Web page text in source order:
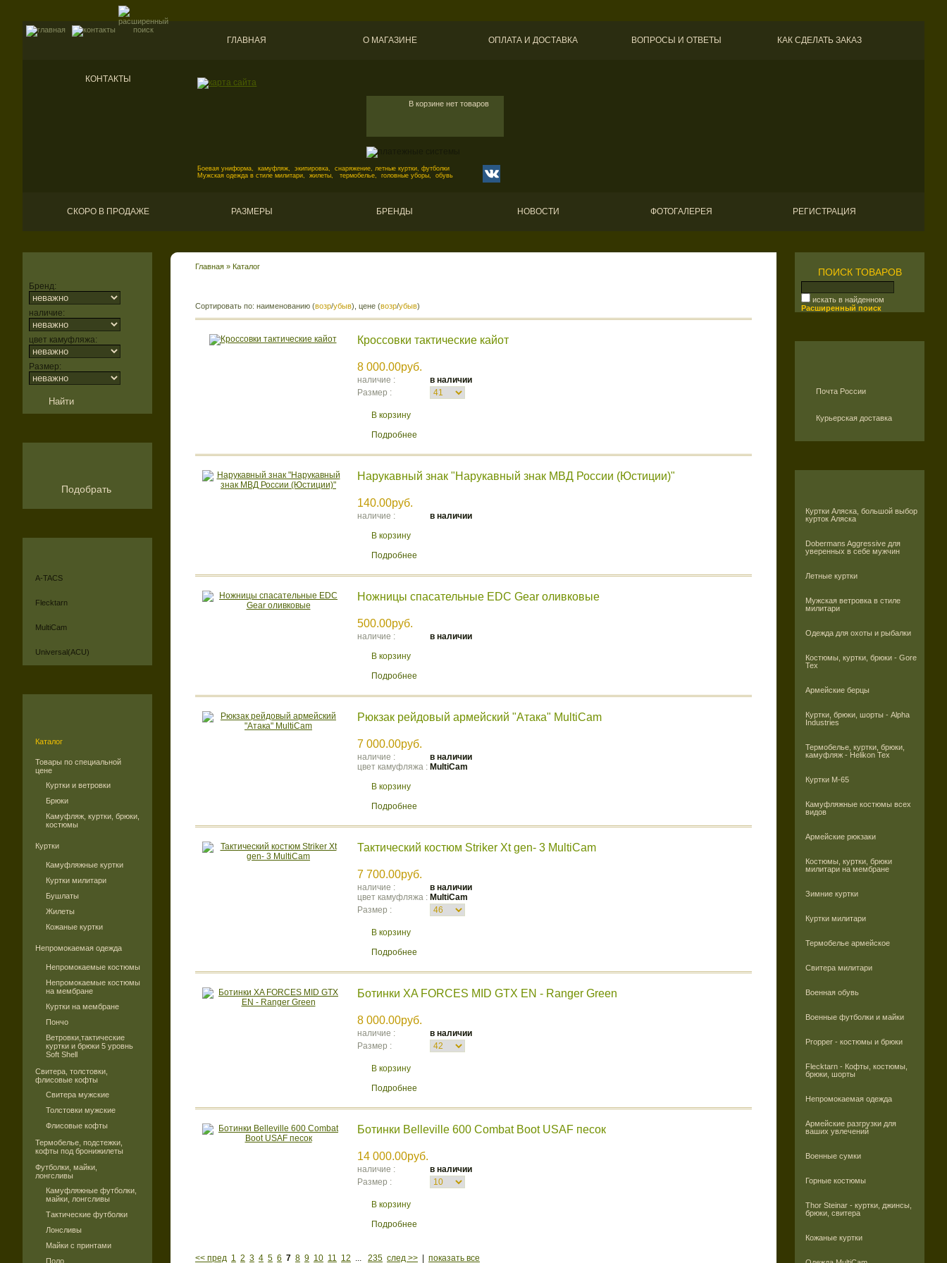
ГЛАВНАЯ О МАГАЗИНЕ ОПЛАТА И ДОСТАВКА ВОПРОСЫ И ОТВЕТЫ КАК СДЕЛАТЬ ЗАКАЗ
КОНТАКТЫ
В корзине нет товаров
Боевая униформа, камуфляж, экипировка, снаряжение, летные куртки, футболки
Мужская одежда в стиле милитари, жилеты, термобелье, головные уборы, обувь
СКОРО В ПРОДАЖЕ РАЗМЕРЫ БРЕНДЫ НОВОСТИ ФОТОГАЛЕРЕЯ РЕГИСТРАЦИЯ
Бренд:
наличие:
цвет камуфляжа:
Размер:
Подобрать
A-TACS
Flecktarn
MultiCam
Universal(ACU)
Каталог
Товары по специальной
цене
Куртки и ветровки
Брюки
Камуфляж, куртки, брюки,
костюмы
Куртки
Камуфляжные куртки
Куртки милитари
Бушлаты
Жилеты
Кожаные куртки
Непромокаемая одежда
Непромокаемые костюмы
Непромокаемые костюмы
на мембране
Куртки на мембране
Пончо
Ветровки,тактические
куртки и брюки 5 уровнь
Soft Shell
Свитера, толстовки,
флисовые кофты
Свитера мужские
Толстовки мужские
Флисовые кофты
Термобелье, подстежки,
кофты под бронижилеты
Футболки, майки,
лонгсливы
Камуфляжные футболки,
майки, лонгсливы
Тактические футболки
Лонсливы
Майки с принтами
Поло
ПОИСК ТОВАРОВ
искать в найденном
Расширенный поиск
Почта России
Курьерская доставка
Куртки Аляска, большой выбор
курток Аляска
Dobermans Aggressive для
уверенных в себе мужчин
Летные куртки
Мужская ветровка в стиле
милитари
Одежда для охоты и рыбалки
Костюмы, куртки, брюки - Gore
Tex
Армейские берцы
Куртки, брюки, шорты - Alpha
Industries
Термобелье, куртки, брюки,
камуфляж - Helikon Tex
Куртки M-65
Камуфляжные костюмы всех
видов
Армейские рюкзаки
Костюмы, куртки, брюки
милитари на мембране
Зимние куртки
Куртки милитари
Термобелье армейское
Свитера милитари
Военная обувь
Военные футболки и майки
Propper - костюмы и брюки
Flecktarn - Кофты, костюмы,
брюки, шорты
Непромокаемая одежда
Армейские разгрузки для
ваших увлечений
Военные сумки
Горные костюмы
Thor Steinar - куртки, джинсы,
брюки, свитера
Кожаные куртки
Главная » Каталог
Сортировать по: наименованию (возр/убыв), цене (возр/убыв)
Кроссовки тактические кайот
8 000.00руб.
наличие :
в наличии
Размер :
В корзину
Подробнее
Нарукавный знак "Нарукавный знак МВД России (Юстиции)"
140.00руб.
наличие :
в наличии
В корзину
Подробнее
Ножницы спасательные EDC Gear оливковые
500.00руб.
наличие :
в наличии
В корзину
Подробнее
Рюкзак рейдовый армейский "Атака" MultiCam
7 000.00руб.
наличие :
в наличии
цвет камуфляжа : MultiCam
В корзину
Подробнее
Тактичеcкий костюм Striker Xt gen- 3 MultiCam
7 700.00руб.
наличие :
в наличии
цвет камуфляжа : MultiCam
Размер :
В корзину
Подробнее
Ботинки XA FORCES MID GTX EN - Ranger Green
8 000.00руб.
наличие :
в наличии
Размер :
В корзину
Подробнее
Ботинки Belleville 600 Combat Boot USAF песок
14 000.00руб.
наличие :
в наличии
Размер :
В корзину
Подробнее
<< пред 1 2 3 4 5 6 7 8 9 10 11 12 ... 235 след >> показать все